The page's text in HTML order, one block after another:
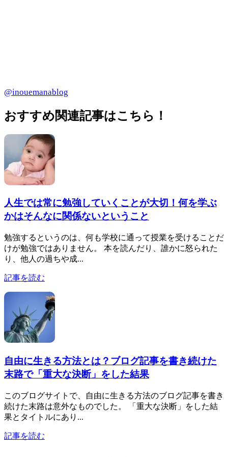
@inouemanablog
おすすめ関連記事はこちら！
人生では常に勉強していくことが大切！何を学ぶ
かはそんなに関係ないということ
勉強するというのは、何も学校に通って授業を受けることだ
けが勉強ではありません。 本を読んだり、誰かに怒られた
り、他人の過ちや成...
記事を読む
自由に生きる方法とは？ブログ記事を書き続けた
末路で「重大な決断」をした結果
このブログサイトで、自由に生きる方法のブログ記事を書き
続けた末路は意外なものでした。 「重大な決断」をした結
果とタイトルにあり...
記事を読む